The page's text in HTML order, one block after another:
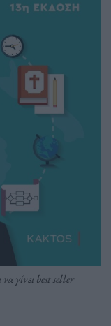
γίνει best seller